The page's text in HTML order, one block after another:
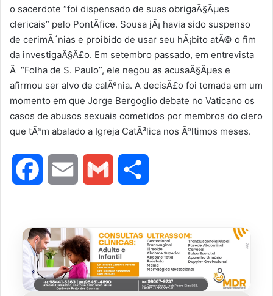
o sacerdote “foi dispensado de suas obrigaÃ§Ãµes
clericais” pelo PontÃ­fice. Sousa jÃ¡ havia sido suspenso
de cerimÃ´nias e proibido de usar seu hÃ¡bito atÃ© o fim
da investigaÃ§Ã£o. Em setembro passado, em entrevista
Ã “Folha de S. Paulo”, ele negou as acusaÃ§Ãµes e
afirmou ser alvo de calÃºnia. A decisÃ£o foi tomada em um
momento em que Jorge Bergoglio debate no Vaticano os
casos de abusos sexuais cometidos por membros do clero
que tÃªm abalado a Igreja CatÃ³lica nos Ãºltimos meses.
c
e
b
i
l
a
i
l
a
r
e